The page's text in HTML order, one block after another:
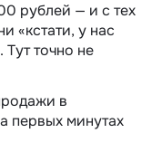
рублей — и с тех
«кстати, у нас
Тут точно не
в
первых минутах